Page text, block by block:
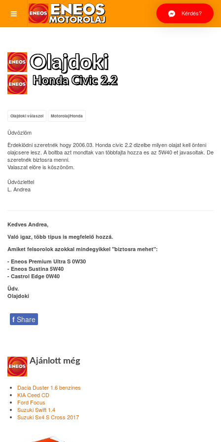
Kérdés?
Olajdoki
Honda Civic 2.2
Olajdoki válaszol Motorolaj/Honda
Üdvözlöm
Èrdeklödni szeretnék hogy 2006.03. Honda civic 2.2 dizelbe milyen olajat kell önteni
olajcsere lesz. A boltba azt mondtak van többfajta hozza es az 5W40 et javasoltak. De
szeretnék biztosra menni.
Valaszat elöre is köszönöm.
Üdvözlettel
L. Andrea
Kedves Andrea,
Való igaz, több típus is megfelelő hozzá.
Amiket felsorolok azokkal mindegyikkel "biztosra mehet":
- Eneos Premium Ultra S 0W30
- Eneos Sustina 5W40
- Castrol Edge 0W40
Üdv.
Olajdoki
f Share
Ajánlott még
Dacia Duster 1.6 benzines
KIA Ceed CD
Ford Focus
Suzuki Swift 1.4
Suzuki Sx4 S Cross 2017